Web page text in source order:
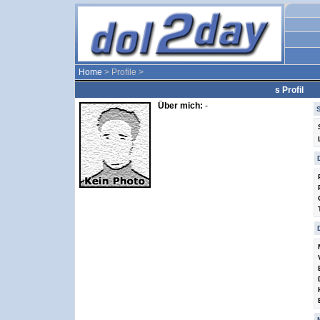
Home > Profile >
s Profil
Über mich: -